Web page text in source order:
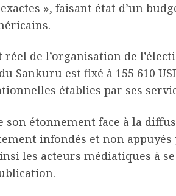
», faisant état d’un
réel de l’organisation de
Sankuru est fixé à 155 610
établies par ses
étonnement face à la
infondés et non
les acteurs médiatiques à